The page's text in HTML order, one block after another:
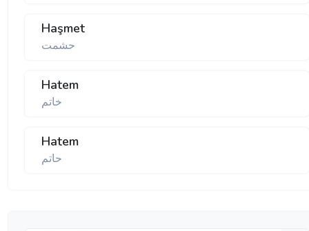
Haşmet
حشمت
Hatem
خاتم
Hatem
حاتم